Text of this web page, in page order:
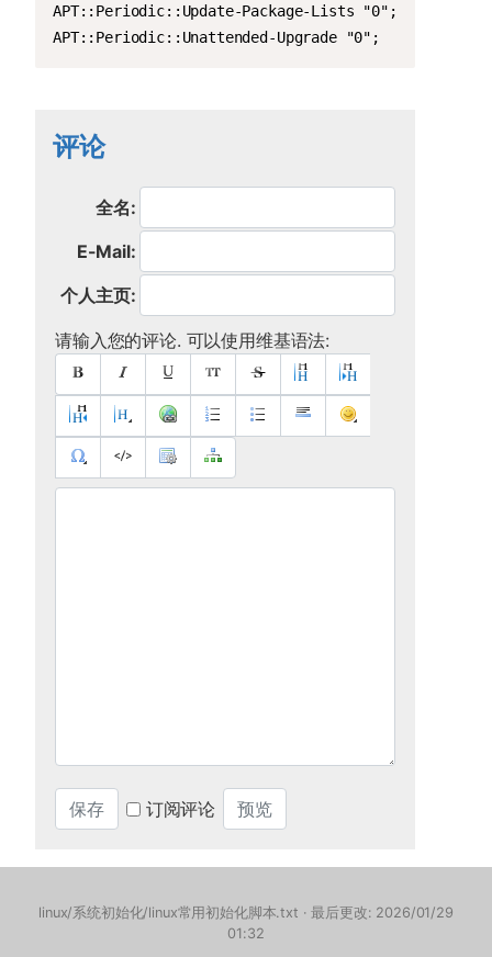
APT::Periodic::Update-Package-Lists "0";
APT::Periodic::Unattended-Upgrade "0";
评论
全名:
E-Mail:
个人主页:
请输入您的评论. 可以使用维基语法:
订阅评论
linux/系统初始化/linux常用初始化脚本.txt · 最后更改: 2026/01/29
01:32